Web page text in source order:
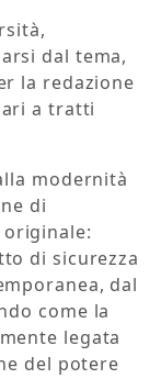
dal tema,
la redazione
a tratti
modernità
di
di sicurezza
dal
come la
legata
del potere